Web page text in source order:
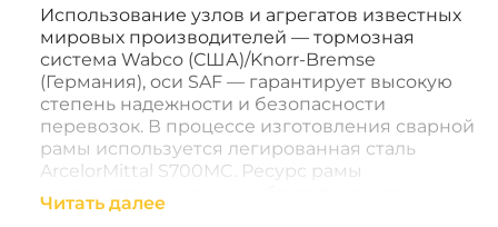
Использование узлов и агрегатов известных
мировых производителей — тормозная
система Wabco (США)/Knorr-Bremse
(Германия), оси SAF — гарантирует высокую
степень надежности и безопасности
перевозок. В процессе изготовления сварной
рамы используется легированная сталь
ArcelorMittal S700MC. Ресурс рамы
максимально увеличен благодаря установке
усиливающих стальных элементов через
Читать далее